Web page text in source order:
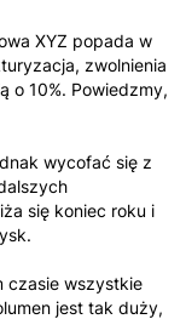
XYZ popada w
zwolnienia
o 10%. Powiedzmy,
wycofać się z
się koniec roku i
czasie wszystkie
jest tak duży,